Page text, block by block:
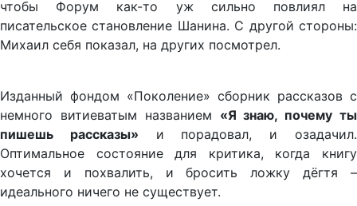
чтобы Форум как-то уж сильно повлиял на
писательское становление Шанина. С другой стороны:
Михаил себя показал, на других посмотрел.
Изданный фондом «Поколение» сборник рассказов с
немного витиеватым названием «Я знаю, почему ты
пишешь рассказы» и порадовал, и озадачил.
Оптимальное состояние для критика, когда книгу
хочется и похвалить, и бросить ложку дёгтя –
идеального ничего не существует.